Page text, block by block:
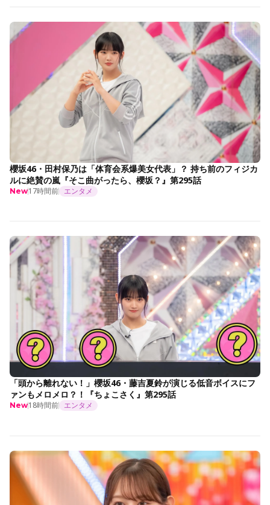
櫻坂46・田村保乃は「体育会系爆美女代表」？ 持ち前のフィジカ
ルに絶賛の嵐『そこ曲がったら、櫻坂？』第295話
New17時間前 エンタメ
「頭から離れない！」櫻坂46・藤吉夏鈴が演じる低音ボイスにフ
ァンもメロメロ？！『ちょこさく』第295話
New18時間前 エンタメ